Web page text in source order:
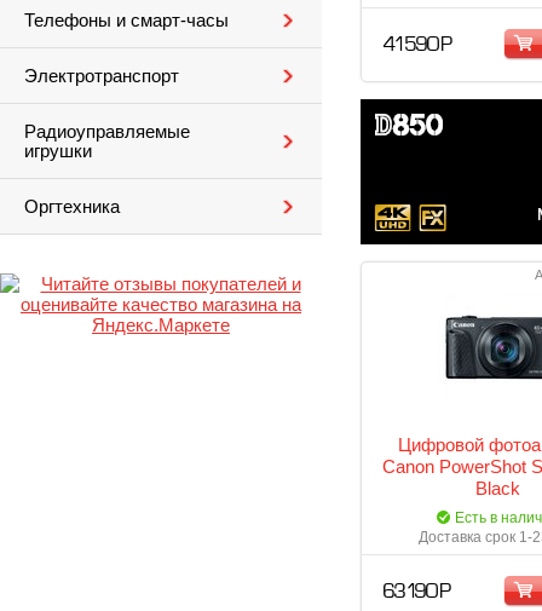
Телефоны и смарт-часы
Электротранспорт
Радиоуправляемые
игрушки
Оргтехника
41 590 Р
Цифровой
Canon PowerShot
Black
Есть в
Доставка срок 1-
63 190 Р